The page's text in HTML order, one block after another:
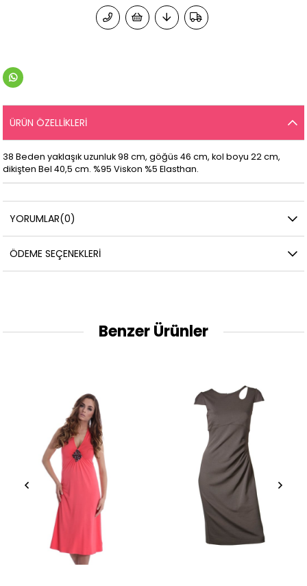
ÜRÜN ÖZELLIKLERI
38 Beden yaklaşık uzunluk 98 cm, göğüs 46 cm, kol boyu 22 cm,
dikişten Bel 40,5 cm. %95 Viskon %5 Elasthan.
YORUMLAR(0)
ÖDEME SEÇENEKLERI
Benzer Ürünler